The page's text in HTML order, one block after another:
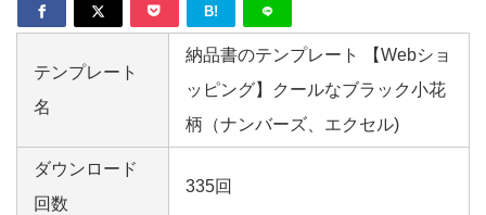
B!
テンプレート
名
納品書のテンプレート 【Webショ
ッピング】クールなブラック小花
柄（ナンバーズ、エクセル)
ダウンロード
回数
335回